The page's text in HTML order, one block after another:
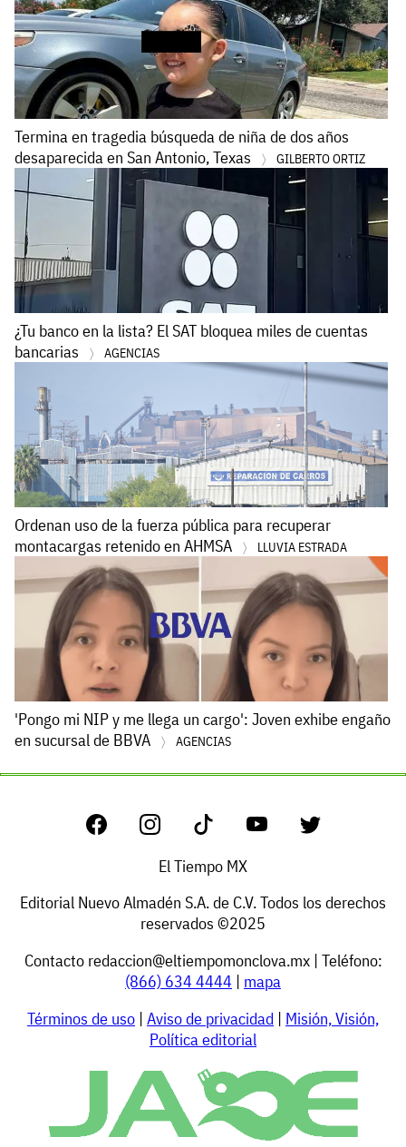
Termina en tragedia búsqueda de niña de dos años
desaparecida en San Antonio, Texas
GILBERTO ORTIZ
¿Tu banco en la lista? El SAT bloquea miles de cuentas
bancarias
AGENCIAS
Ordenan uso de la fuerza pública para recuperar
montacargas retenido en AHMSA
LLUVIA ESTRADA
'Pongo mi NIP y me llega un cargo': Joven exhibe engaño
en sucursal de BBVA
AGENCIAS
El Tiempo MX
Editorial Nuevo Almadén S.A. de C.V. Todos los derechos
reservados ©2025
Contacto redaccion@eltiempomonclova.mx| Teléfono:
(866) 634 4444 | mapa
Términos de uso | Aviso de privacidad | Misión, Visión,
Política editorial